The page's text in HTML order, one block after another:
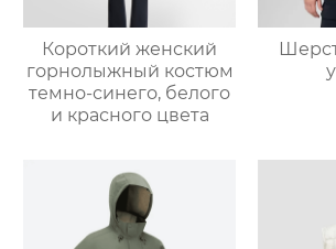
Короткий женский
горнолыжный костюм
темно-синего, белого
и красного цвета